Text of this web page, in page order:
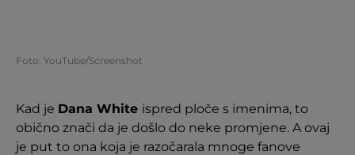
Foto: YouTube/Screenshot
Kad je Dana White ispred ploče s imenima, to
obično znači da je došlo do neke promjene. A ovaj
je put to ona koja je razočarala mnoge fanove